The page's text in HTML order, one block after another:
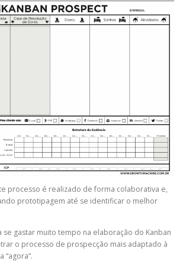
processo é realizado de forma colaborativa e,
prototipagem até se identificar o melhor
se gastar muito tempo na elaboração do Kanban
o processo de prospecção mais adaptado à
“agora”.